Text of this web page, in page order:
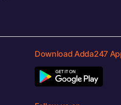
Download Adda247